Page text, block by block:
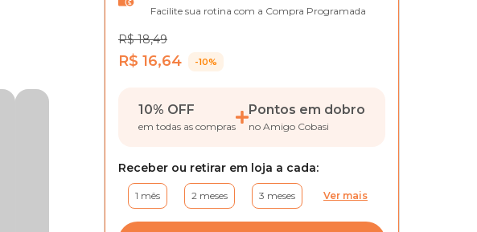
Facilite sua rotina com a Compra Programada
R$ 18,49
R$ 16,64 -10%
10% OFF
em todas as compras
Pontos em dobro
no Amigo Cobasi
Receber ou retirar em loja a cada:
1 mês 2 meses 3 meses Ver mais